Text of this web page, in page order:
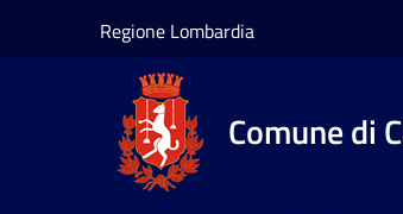
Regione Lombardia
Comune di